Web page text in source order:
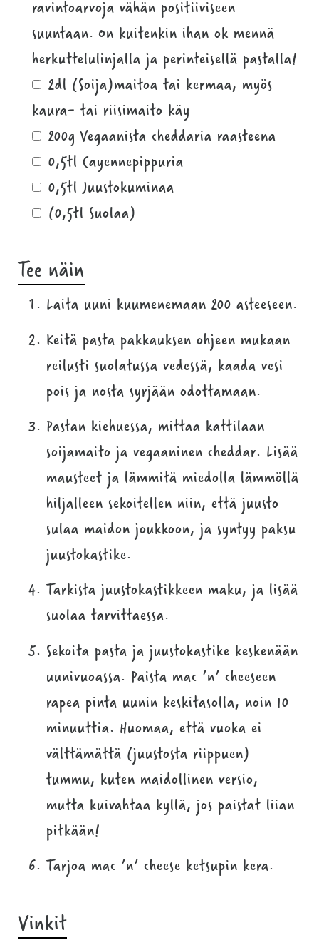
ravintoarvoja vähän positiiviseen
suuntaan. On kuitenkin ihan ok mennä
herkuttelulinjalla ja perinteisellä pastalla!
2dl (Soija)maitoa tai kermaa, myös
kaura- tai riisimaito käy
200g Vegaanista cheddaria raasteena
0,5tl Cayennepippuria
0,5tl Juustokuminaa
(0,5tl Suolaa)
Tee näin
Laita uuni kuumenemaan 200 asteeseen.
Keitä pasta pakkauksen ohjeen mukaan
reilusti suolatussa vedessä, kaada vesi
pois ja nosta syrjään odottamaan.
Pastan kiehuessa, mittaa kattilaan
soijamaito ja vegaaninen cheddar. Lisää
mausteet ja lämmitä miedolla lämmöllä
hiljalleen sekoitellen niin, että juusto
sulaa maidon joukkoon, ja syntyy paksu
juustokastike.
Tarkista juustokastikkeen maku, ja lisää
suolaa tarvittaessa.
Sekoita pasta ja juustokastike keskenään
uunivuoassa. Paista mac ’n’ cheeseen
rapea pinta uunin keskitasolla, noin 10
minuuttia. Huomaa, että vuoka ei
välttämättä (juustosta riippuen)
tummu, kuten maidollinen versio,
mutta kuivahtaa kyllä, jos paistat liian
pitkään!
Tarjoa mac ’n’ cheese ketsupin kera.
Vinkit